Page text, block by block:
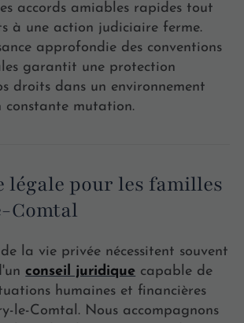
accords amiables rapides tout
à une action judiciaire ferme.
approfondie des conventions
garantit une protection
droits dans un environnement
constante mutation.
légale pour les familles
Comtal
la vie privée nécessitent souvent
conseil juridique capable de
humaines et financières
le-Comtal. Nous accompagnons